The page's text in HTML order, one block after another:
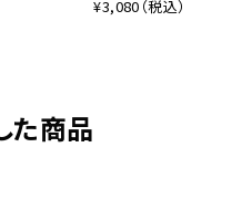
¥3,080（税込）
た商品